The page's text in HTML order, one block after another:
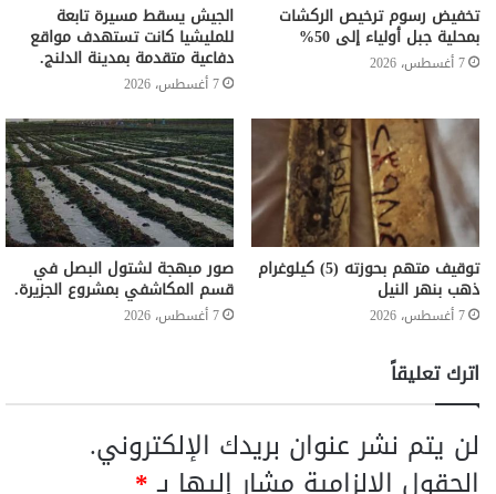
تخفيض رسوم ترخيص الركشات
بمحلية جبل أولياء إلى 50%
7 أغسطس، 2026
الجيش يسقط مسيرة تابعة
للمليشيا كانت تستهدف مواقع
دفاعية متقدمة بمدينة الدلنج.
7 أغسطس، 2026
توقيف متهم بحوزته (5) كيلوغرام
ذهب بنهر النيل
7 أغسطس، 2026
صور مبهجة لشتول البصل في
قسم المكاشفي بمشروع الجزيرة.
7 أغسطس، 2026
اترك تعليقاً
لن يتم نشر عنوان بريدك الإلكتروني.
الحقول الإلزامية مشار إليها بـ*